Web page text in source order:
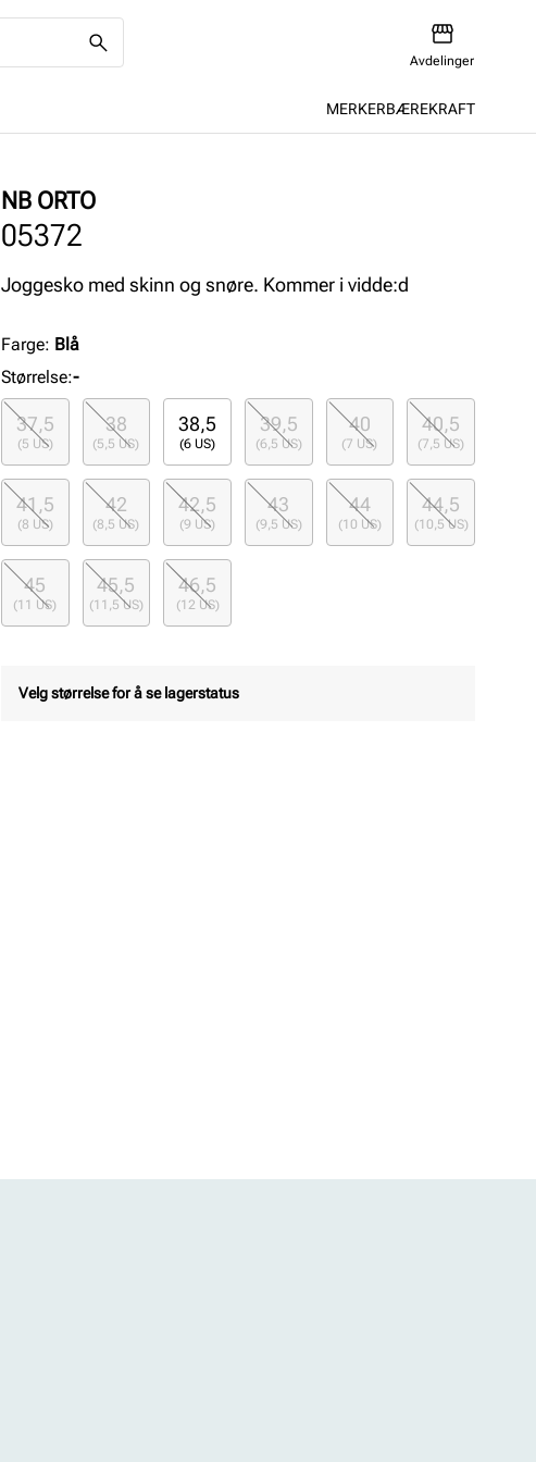
Avdelinger
MERKERBÆREKRAFT
NB ORTO
05372
Joggesko med skinn og snøre. Kommer i vidde:d
Farge: Blå
Størrelse:-
37,5
(5 US)
38
(5,5 US)
38,5
(6 US)
39,5
(6,5 US)
40
(7 US)
40,5
(7,5 US)
41,5
(8 US)
42
(8,5 US)
42,5
(9 US)
43
(9,5 US)
44
(10 US)
44,5
(10,5 US)
45
(11 US)
45,5
(11,5 US)
46,5
(12 US)
Velg størrelse for å se lagerstatus